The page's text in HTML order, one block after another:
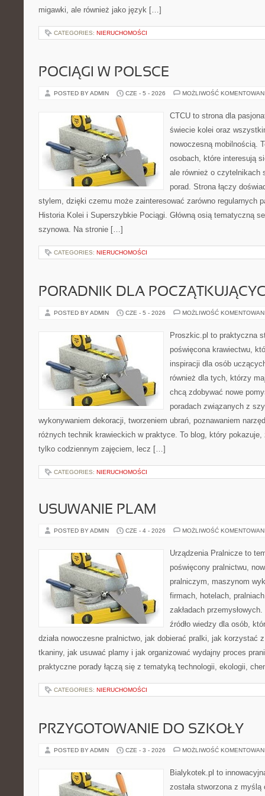
migawki, ale również jako język […]
CATEGORIES: NIERUCHOMOŚCI
POCIĄGI W POLSCE
POSTED BY ADMIN CZE - 5 - 2026 MOŻLIWOŚĆ
CTCU to strona dla
świecie kolei oraz
nowoczesną mobilnością.
osobach, które interesują
ale również o czytelnikach
porad. Strona łączy
stylem, dzięki czemu może zainteresować zarówno regularnych
Historia Kolei i Superszybkie Pociągi. Główną osią tematyczną
szynowa. Na stronie […]
CATEGORIES: NIERUCHOMOŚCI
PORADNIK DLA
POSTED BY ADMIN CZE - 5 - 2026 MOŻLIWOŚĆ
Proszkic.pl to praktyczna
poświęcona krawiectwu,
inspiracji dla osób
również dla tych, którzy
chcą zdobywać nowe
poradach związanych z
wykonywaniem dekoracji, tworzeniem ubrań, poznawaniem
różnych technik krawieckich w praktyce. To blog, który
tylko codziennym zajęciem, lecz […]
CATEGORIES: NIERUCHOMOŚCI
USUWANIE PLAM
POSTED BY ADMIN CZE - 4 - 2026 MOŻLIWOŚĆ
Urządzenia Pralnicze to
poświęcony pralnictwu,
pralniczym, maszynom
firmach, hotelach,
zakładach
źródło wiedzy dla osób,
działa nowoczesne pralnictwo, jak dobierać pralki, jak korzystać
tkaniny, jak usuwać plamy i jak organizować wydajny proces
praktyczne porady łączą się z tematyką technologii, ekologii,
CATEGORIES: NIERUCHOMOŚCI
PRZYGOTOWANIE DO SZKOŁY
POSTED BY ADMIN CZE - 3 - 2026 MOŻLIWOŚĆ
Bialykotek.pl to
została stworzona z myślą